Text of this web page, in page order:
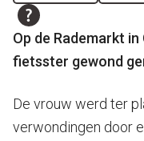
Op de Rademarkt
fietsster gewond
De vrouw werd ter
verwondingen door